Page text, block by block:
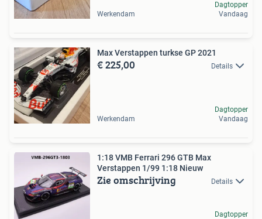
Werkendam
Dagtopper
Vandaag
Max Verstappen turkse GP 2021
€ 225,00 Details
Werkendam
Dagtopper
Vandaag
1:18 VMB Ferrari 296 GTB Max
Verstappen 1/99 1:18 Nieuw
Zie omschrijving Details
Dagtopper